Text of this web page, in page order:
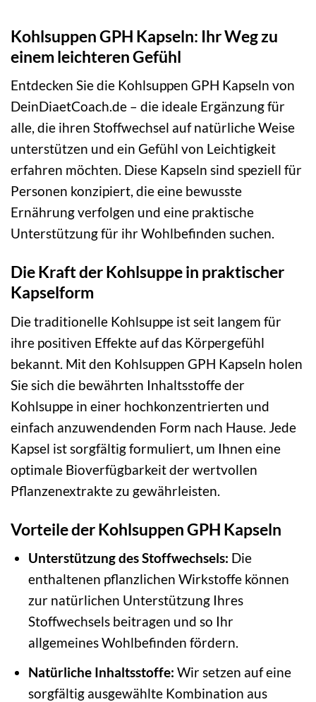
Kohlsuppen GPH Kapseln: Ihr Weg zu
einem leichteren Gefühl
Entdecken Sie die Kohlsuppen GPH Kapseln von
DeinDiaetCoach.de – die ideale Ergänzung für
alle, die ihren Stoffwechsel auf natürliche Weise
unterstützen und ein Gefühl von Leichtigkeit
erfahren möchten. Diese Kapseln sind speziell für
Personen konzipiert, die eine bewusste
Ernährung verfolgen und eine praktische
Unterstützung für ihr Wohlbefinden suchen.
Die Kraft der Kohlsuppe in praktischer
Kapselform
Die traditionelle Kohlsuppe ist seit langem für
ihre positiven Effekte auf das Körpergefühl
bekannt. Mit den Kohlsuppen GPH Kapseln holen
Sie sich die bewährten Inhaltsstoffe der
Kohlsuppe in einer hochkonzentrierten und
einfach anzuwendenden Form nach Hause. Jede
Kapsel ist sorgfältig formuliert, um Ihnen eine
optimale Bioverfügbarkeit der wertvollen
Pflanzenextrakte zu gewährleisten.
Vorteile der Kohlsuppen GPH Kapseln
Unterstützung des Stoffwechsels: Die
enthaltenen pflanzlichen Wirkstoffe können
zur natürlichen Unterstützung Ihres
Stoffwechsels beitragen und so Ihr
allgemeines Wohlbefinden fördern.
Natürliche Inhaltsstoffe: Wir setzen auf eine
sorgfältig ausgewählte Kombination aus